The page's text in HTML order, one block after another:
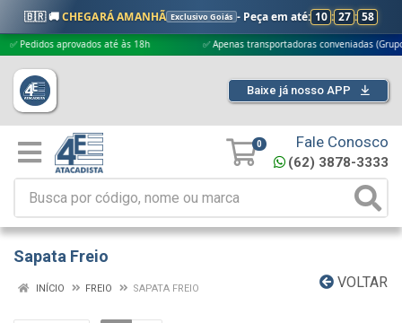
🇧🇷 🚚CHEGARÁ AMANHÃ Exclusivo Goiás - Peça em até: 10 : 27 : 58
aprovados até às 18h ✅ Apenas transportadoras conveniadas (Grupo G5)
Baixe já nosso APP
0 Fale Conosco
(62) 3878-3333
Sapata Freio
VOLTAR
INÍCIO FREIO SAPATA FREIO